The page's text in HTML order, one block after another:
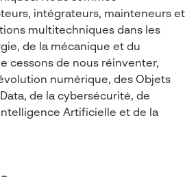
intégrateurs, mainteneurs et
multitechniques dans les
de la mécanique et du
cessons de nous réinventer,
numérique, des Objets
de la cybersécurité, de
Artificielle et de la